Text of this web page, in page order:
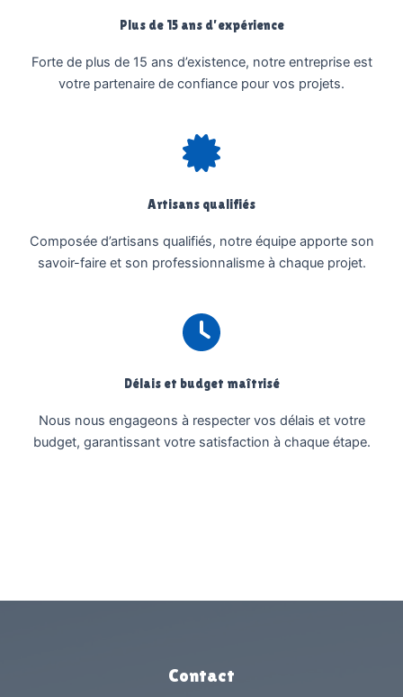
Plus de 15 ans d’expérience
Forte de plus de 15 ans d’existence, notre entreprise est
votre partenaire de confiance pour vos projets.
Artisans qualifiés
Composée d’artisans qualifiés, notre équipe apporte son
savoir-faire et son professionnalisme à chaque projet.
Délais et budget maîtrisé
Nous nous engageons à respecter vos délais et votre
budget, garantissant votre satisfaction à chaque étape.
Contact